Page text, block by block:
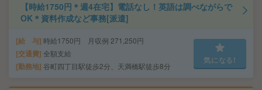
【時給1750円＊週4在宅】電話なし！英語は調べながらで
OK＊資料作成など事務[派遣]
給 与 時給1750円 月収例 271,250円
交通費 全額支給
勤務地 谷町四丁目駅徒歩2分、天満橋駅徒歩8分
気になる!